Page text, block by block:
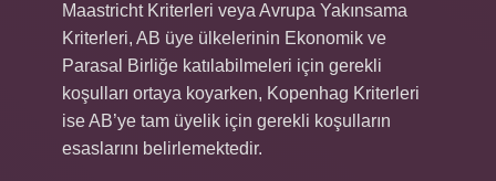
Maastricht Kriterleri veya Avrupa Yakınsama
Kriterleri, AB üye ülkelerinin Ekonomik ve
Parasal Birliğe katılabilmeleri için gerekli
koşulları ortaya koyarken, Kopenhag Kriterleri
ise AB’ye tam üyelik için gerekli koşulların
esaslarını belirlemektedir.